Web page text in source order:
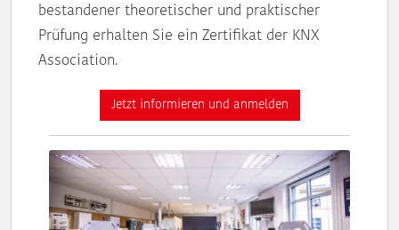
bestandener theoretischer und praktischer
Prüfung erhalten Sie ein Zertifikat der KNX
Association.
Jetzt informieren und anmelden